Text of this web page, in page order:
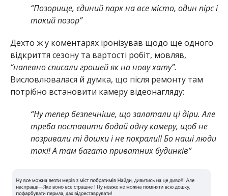
“Позорище, єдиний парк на все місто, один пірс і
такий позор”
Дехто ж у коментарях іронізував щодо ще одного
відкриття сезону та вартості робіт, мовляв,
“напевно списали грошей як на нову хату”.
Висловлювалася й думка, що після ремонту там
потрібно встановити камеру відеонагляду:
“Ну тепер безпечніше, що залатали ці діри. Але
треба поставити бодай одну камеру, щоб не
позривали ті дошки і не покрали!! Бо наші люди
такі! А там багато приватних будинків”